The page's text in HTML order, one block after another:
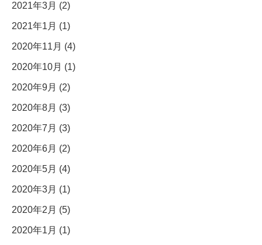
2021年3月 (2)
2021年1月 (1)
2020年11月 (4)
2020年10月 (1)
2020年9月 (2)
2020年8月 (3)
2020年7月 (3)
2020年6月 (2)
2020年5月 (4)
2020年3月 (1)
2020年2月 (5)
2020年1月 (1)